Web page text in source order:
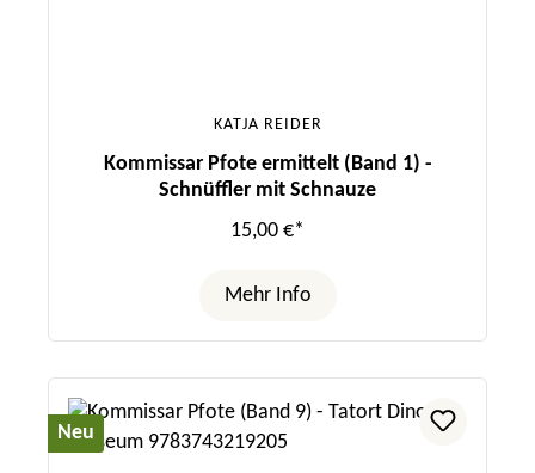
KATJA REIDER
Kommissar Pfote ermittelt (Band 1) -
Schnüffler mit Schnauze
15,00 €*
Mehr Info
Neu